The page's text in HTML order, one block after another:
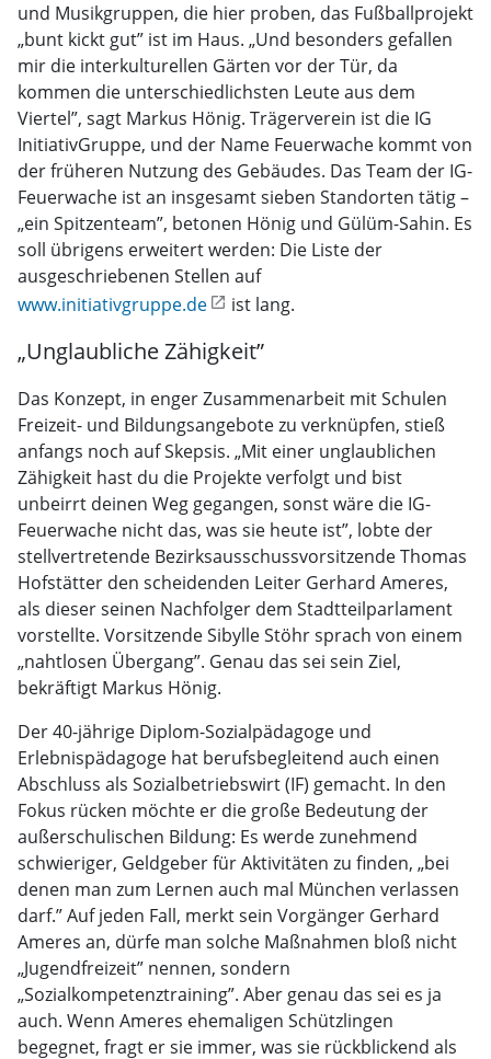
und Musikgruppen, die hier proben, das Fußballprojekt
„bunt kickt gut” ist im Haus. „Und besonders gefallen
mir die interkulturellen Gärten vor der Tür, da
kommen die unterschiedlichsten Leute aus dem
Viertel”, sagt Markus Hönig. Trägerverein ist die IG
InitiativGruppe, und der Name Feuerwache kommt von
der früheren Nutzung des Gebäudes. Das Team der IG-
Feuerwache ist an insgesamt sieben Standorten tätig –
„ein Spitzenteam”, betonen Hönig und Gülüm-Sahin. Es
soll übrigens erweitert werden: Die Liste der
ausgeschriebenen Stellen auf
www.initiativgruppe.de
ist lang.
„Unglaubliche Zähigkeit”
Das Konzept, in enger Zusammenarbeit mit Schulen
Freizeit- und Bildungsangebote zu verknüpfen, stieß
anfangs noch auf Skepsis. „Mit einer unglaublichen
Zähigkeit hast du die Projekte verfolgt und bist
unbeirrt deinen Weg gegangen, sonst wäre die IG-
Feuerwache nicht das, was sie heute ist”, lobte der
stellvertretende Bezirksausschussvorsitzende Thomas
Hofstätter den scheidenden Leiter Gerhard Ameres,
als dieser seinen Nachfolger dem Stadtteilparlament
vorstellte. Vorsitzende Sibylle Stöhr sprach von einem
„nahtlosen Übergang”. Genau das sei sein Ziel,
bekräftigt Markus Hönig.
Der 40-jährige Diplom-Sozialpädagoge und
Erlebnispädagoge hat berufsbegleitend auch einen
Abschluss als Sozialbetriebswirt (IF) gemacht. In den
Fokus rücken möchte er die große Bedeutung der
außerschulischen Bildung: Es werde zunehmend
schwieriger, Geldgeber für Aktivitäten zu finden, „bei
denen man zum Lernen auch mal München verlassen
darf.” Auf jeden Fall, merkt sein Vorgänger Gerhard
Ameres an, dürfe man solche Maßnahmen bloß nicht
„Jugendfreizeit” nennen, sondern
„Sozialkompetenztraining”. Aber genau das sei es ja
auch. Wenn Ameres ehemaligen Schützlingen
begegnet, fragt er sie immer, was sie rückblickend als